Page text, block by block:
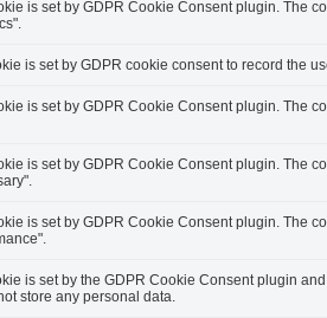
is set by GDPR Cookie Consent plugin. The
is set by GDPR cookie consent to record the
is set by GDPR Cookie Consent plugin. The
is set by GDPR Cookie Consent plugin. The
is set by GDPR Cookie Consent plugin. The
is set by the GDPR Cookie Consent plugin
store any personal data.